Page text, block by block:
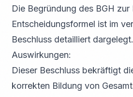
Die Begründung des BGH
Entscheidungsformel ist im
Beschluss detailliert dargelegt.
Auswirkungen:
Dieser Beschluss bekräftigt
korrekten Bildung von